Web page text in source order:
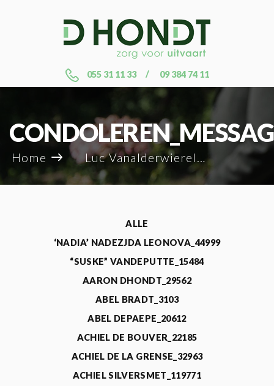
055 31 11 33 09 384 74 11
Home Luc Vanalderwierelt_10131
ALLE
‘NADIA’ NADEZJDA LEONOVA_44999
“SUSKE” VANDEPUTTE_15484
AARON DHONDT_29562
ABEL BRADT_3103
ABEL DEPAEPE_20612
ACHIEL DE BOUVER_22185
ACHIEL DE LA GRENSE_32963
ACHIEL SILVERSMET_119771